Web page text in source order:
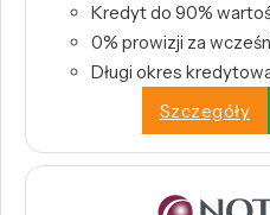
Kredyt do 90%
0% prowizji za
Długi okres
Szczegóły